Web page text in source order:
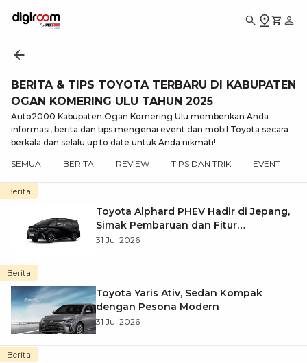
BERITA & TIPS TOYOTA TERBARU DI KABUPATEN
OGAN KOMERING ULU TAHUN 2025
Auto2000 Kabupaten Ogan Komering Ulu memberikan Anda
informasi, berita dan tips mengenai event dan mobil Toyota secara
berkala dan selalu up to date untuk Anda nikmati!
SEMUA BERITA REVIEW TIPS DAN TRIK EVENT
Berita
Toyota Alphard PHEV Hadir di Jepang,
Simak Pembaruan dan Fitur
Premiumnya
31 Jul 2026
Berita
Toyota Yaris Ativ, Sedan Kompak
dengan Pesona Modern
31 Jul 2026
Berita